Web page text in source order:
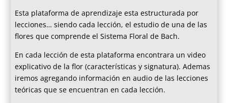
Esta plataforma de aprendizaje esta estructurada por
lecciones… siendo cada lección, el estudio de una de las
flores que comprende el Sistema Floral de Bach.
En cada lección de esta plataforma encontrara un video
explicativo de la flor (características y signatura). Ademas
iremos agregando información en audio de las lecciones
teóricas que se encuentran en cada lección.